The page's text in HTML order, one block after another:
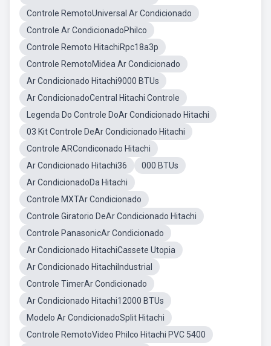
Controle RemotoUniversal Ar Condicionado
Controle Ar CondicionadoPhilco
Controle Remoto HitachiRpc18a3p
Controle RemotoMidea Ar Condicionado
Ar Condicionado Hitachi9000 BTUs
Ar CondicionadoCentral Hitachi Controle
Legenda Do Controle DoAr Condicionado Hitachi
03 Kit Controle DeAr Condicionado Hitachi
Controle ARCondiconado Hitachi
Ar Condicionado Hitachi36
000 BTUs
Ar CondicionadoDa Hitachi
Controle MXTAr Condicionado
Controle Giratorio DeAr Condicionado Hitachi
Controle PanasonicAr Condicionado
Ar Condicionado HitachiCassete Utopia
Ar Condicionado HitachiIndustrial
Controle TimerAr Condicionado
Ar Condicionado Hitachi12000 BTUs
Modelo Ar CondicionadoSplit Hitachi
Controle RemotoVideo Philco Hitachi PVC 5400